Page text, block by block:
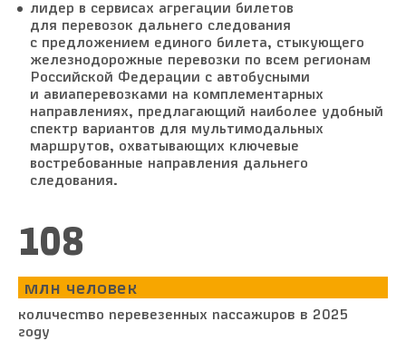
лидер в сервисах агрегации билетов
для перевозок дальнего следования
с предложением единого билета, стыкующего
железнодорожные перевозки по всем регионам
Российской Федерации с автобусными
и авиаперевозками на комплементарных
направлениях, предлагающий наиболее удобный
спектр вариантов для мультимодальных
маршрутов, охватывающих ключевые
востребованные направления дальнего
следования.
118
млн человек
количество перевезенных пассажиров в 2025
году